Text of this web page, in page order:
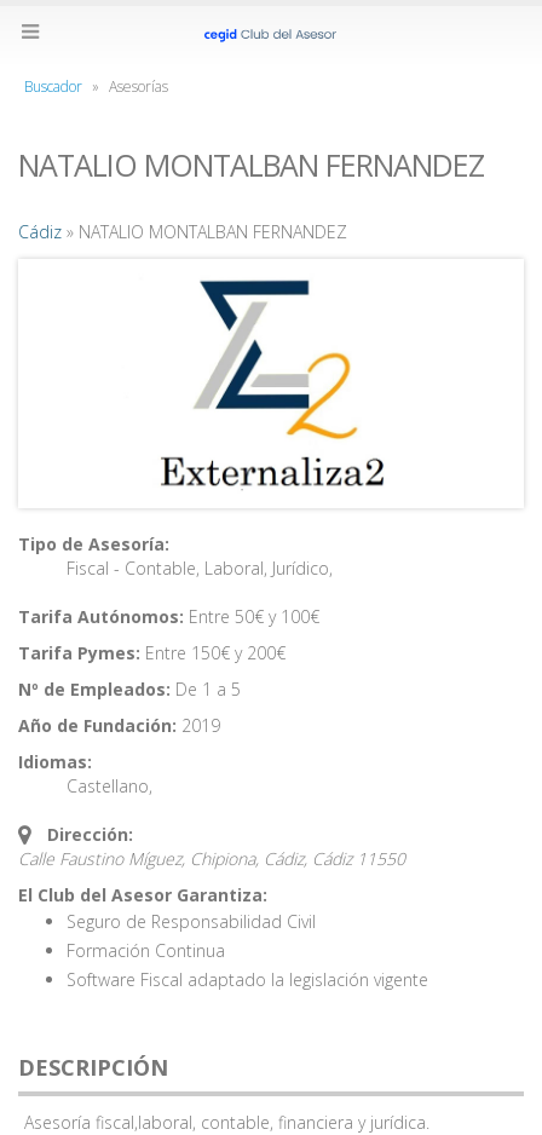
Buscador » Asesorías
NATALIO MONTALBAN FERNANDEZ
Cádiz » NATALIO MONTALBAN FERNANDEZ
Tipo de Asesoría:
Fiscal - Contable, Laboral, Jurídico,
Tarifa Autónomos: Entre 50€ y 100€
Tarifa Pymes: Entre 150€ y 200€
Nº de Empleados: De 1 a 5
Año de Fundación: 2019
Idiomas:
Castellano,
Dirección:
Calle Faustino Míguez, Chipiona, Cádiz, Cádiz 11550
El Club del Asesor Garantiza:
Seguro de Responsabilidad Civil
Formación Continua
Software Fiscal adaptado la legislación vigente
DESCRIPCIÓN
Asesoría fiscal,laboral, contable, financiera y jurídica.